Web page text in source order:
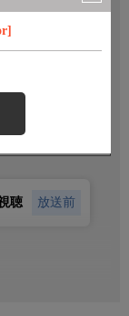
(有料)のご契約が
聴 放送前